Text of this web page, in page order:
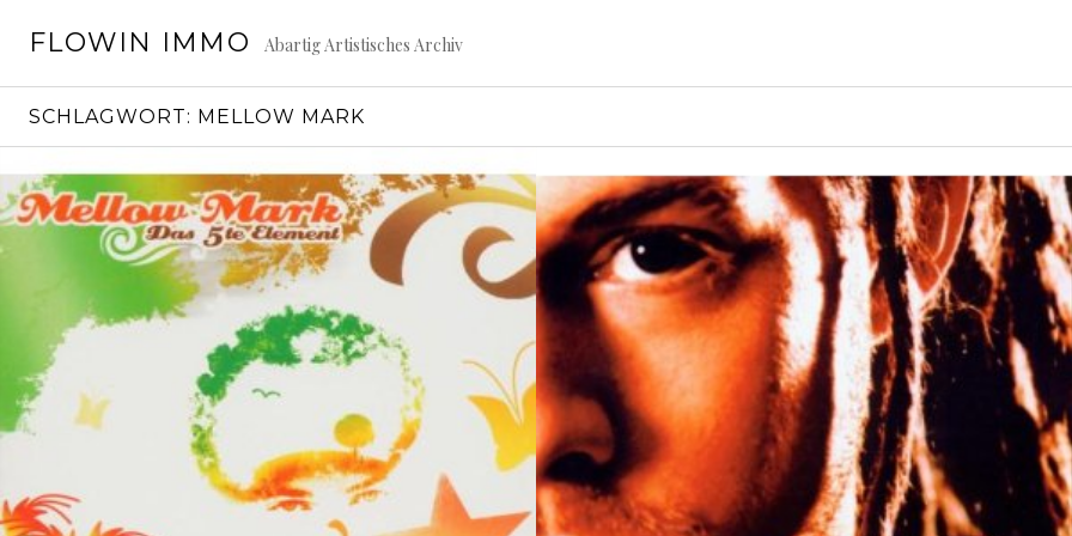
zumFLOWIN IMMO Abartig Artistisches Archiv
SCHLAGWORT: MELLOW MARK